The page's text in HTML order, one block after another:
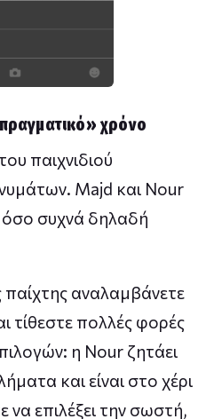
χρόνο
παιχνιδιού
Majd και Nour
όσο συχνά δηλαδή
αναλαμβάνετε
τίθεστε πολλές φορές
η Nour ζητάει
και είναι στο χέρι
να επιλέξει την σωστή,